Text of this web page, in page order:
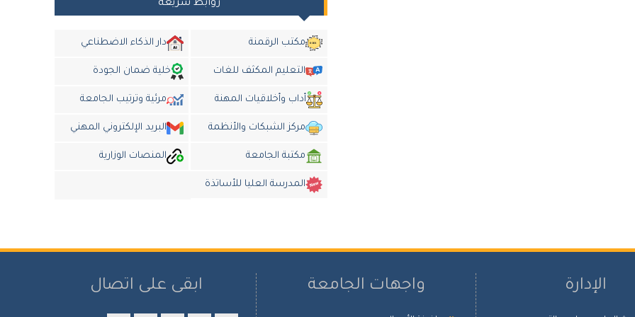
روابط سريعة
مكتب الرقمنة دار الذكاء الاضطناعي
التعليم المكثف للغات خلية ضمان الجودة
أداب وأخلاقيات المهنة مرئية وترتيب الجامعة
مركز الشبكات والأنظمة البريد الإلكتروني المهني
مكتبة الجامعة المنصات الوزارية
المدرسة العليا للأساتذة
الإدارة واجهات الجامعة ابقى على اتصال